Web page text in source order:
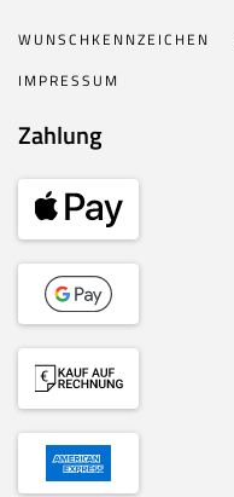
WUNSCHKENNZEICHEN
IMPRESSUM
Zahlung